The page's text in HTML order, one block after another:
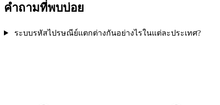
คำถามที่พบบ่อย
ระบบรหัสไปรษณีย์แตกต่างกันอย่างไรในแต่ละประเทศ?